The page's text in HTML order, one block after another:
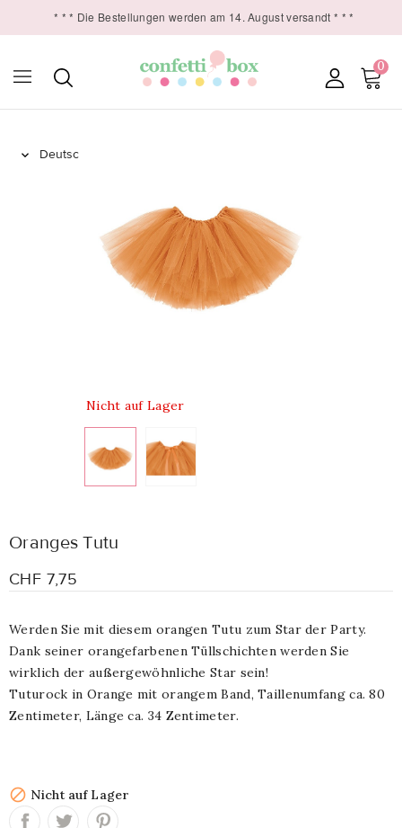
* * * Die Bestellungen werden am 14. August versandt * * *
0

Nicht auf Lager
Oranges Tutu
CHF 7,75
Werden Sie mit diesem orangen Tutu zum Star der Party.
Dank seiner orangefarbenen Tüllschichten werden Sie
wirklich der außergewöhnliche Star sein!
Tuturock in Orange mit orangem Band, Taillenumfang ca. 80
Zentimeter, Länge ca. 34 Zentimeter.
 Nicht auf Lager